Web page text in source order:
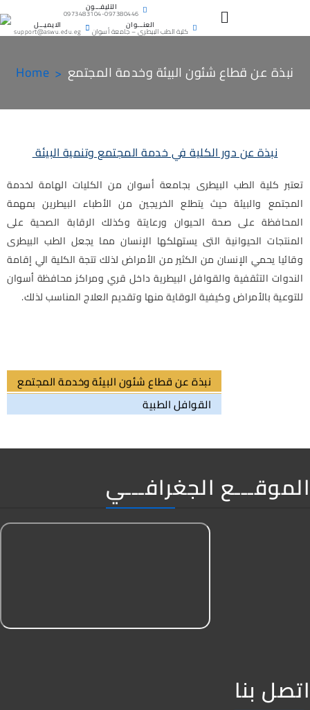
التليفـــون
0973483104-097380446
العنـــوان
كلية الطب البيطرى – جامعة أسوان
الايميـــل
support@aswu.edu.eg
Home نبذة عن قطاع شئون البيئة وخدمة المجتمع
نبذة عن دور الكلية في خدمة المجتمع وتنمية البيئة
تعتبر كلية الطب البيطرى بجامعة أسوان من الكليات الهامة لخدمة
المجتمع والبيئة حيث يتطلع الخريجين من الأطباء البيطرين بمهمة
المحافظة على صحة الحيوان ورعايتة وكذلك الرقابة الصحية على
المنتجات الحيوانية التى يستهلكها اﻹنسان مما يجعل الطب البيطرى
وقائيا يحمي اﻹنسان من الكثير من الأمراض لذلك تتجة الكلية الي إقامة
الندوات التثقفية والقوافل البيطرية داخل قري ومراكز محافظة أسوان
للتوعية بالأمراض وكيفية الوقاية منها وتقديم العلاج المناسب لذلك.
نبذة عن قطاع شئون البيئة وخدمة المجتمع
القوافل الطبية
الموقـــع الجغرافـــي
اتصل بنا